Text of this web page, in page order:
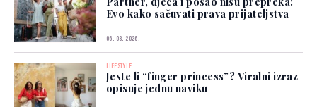
Evo kako sačuvati prava prijateljstva
06. 08. 2026.
LIFESTYLE
Jeste li “finger princess”? Viralni izraz
opisuje jednu naviku